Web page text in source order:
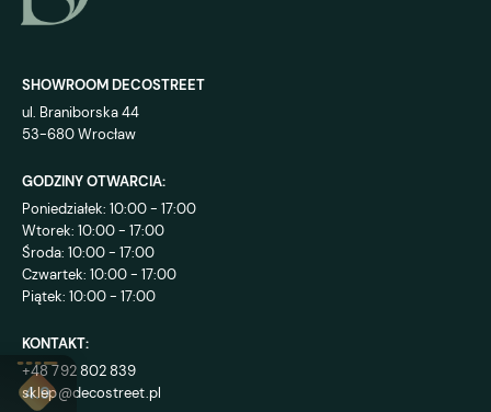
SHOWROOM DECOSTREET
ul. Braniborska 44
53-680 Wrocław
GODZINY OTWARCIA:
Poniedziałek: 10:00 - 17:00
Wtorek: 10:00 - 17:00
Środa: 10:00 - 17:00
Czwartek: 10:00 - 17:00
Piątek: 10:00 - 17:00
KONTAKT:
+48 792 802 839
sklep@decostreet.pl
4.9